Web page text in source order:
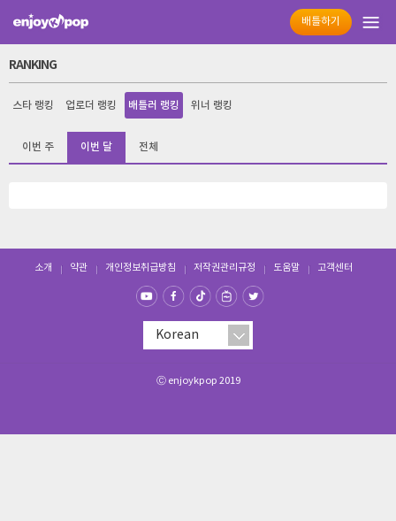
배틀하기
RANKING
스타 랭킹 업로더 랭킹 배틀러 랭킹 위너 랭킹
이번 주 이번 달 전체
소개 약관 개인정보취급방침 저작권관리규정 도움말 고객센터
Ⓒ enjoykpop 2019